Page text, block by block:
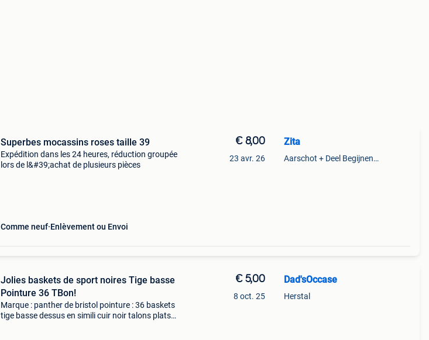
Superbes mocassins roses taille 39
Expédition dans les 24 heures, réduction groupée
lors de l&#39;achat de plusieurs pièces
Comme neuf Enlèvement ou Envoi
€ 8,00
23 avr. 26
Zita
Aarschot + Deel Begijnendijk
Jolies baskets de sport noires Tige basse
Pointure 36 TBon!
Marque : panther de bristol pointure : 36 baskets
tige basse dessus en simili cuir noir talons plats
€ 5,00
8 oct. 25
Dad'sOccase
Herstal